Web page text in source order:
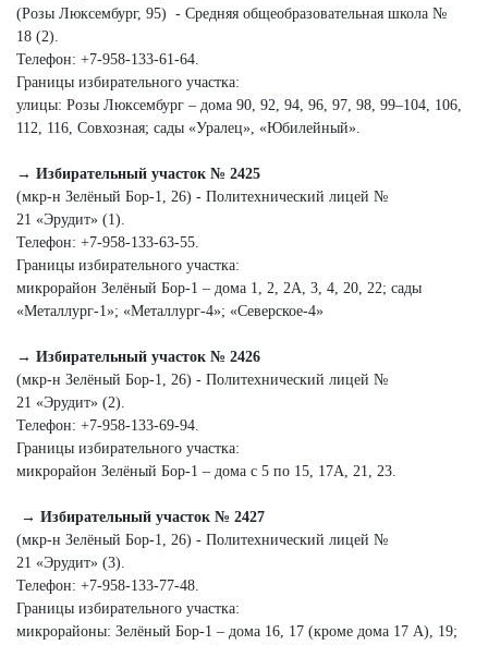
(Розы Люксембург, 95) - Средняя общеобразовательная школа №
18 (2).
Телефон: +7‑958‑133‑61‑64.
Границы избирательного участка:
улицы: Розы Люксембург – дома 90, 92, 94, 96, 97, 98, 99–104, 106,
112, 116, Совхозная; сады «Уралец», «Юбилейный».
→ Избирательный участок № 2425
(мкр-н Зелёный Бор‑1, 26) - Политехнический лицей №
21 «Эрудит» (1).
Телефон: +7‑958‑133‑63‑55.
Границы избирательного участка:
микрорайон Зелёный Бор‑1 – дома 1, 2, 2А, 3, 4, 20, 22; сады
«Металлург‑1»; «Металлург‑4»; «Северское‑4»
→ Избирательный участок № 2426
(мкр-н Зелёный Бор‑1, 26) - Политехнический лицей №
21 «Эрудит» (2).
Телефон: +7‑958‑133‑69‑94.
Границы избирательного участка:
микрорайон Зелёный Бор‑1 – дома с 5 по 15, 17А, 21, 23.
→ Избирательный участок № 2427
(мкр-н Зелёный Бор‑1, 26) - Политехнический лицей №
21 «Эрудит» (3).
Телефон: +7‑958‑133‑77‑48.
Границы избирательного участка:
микрорайоны: Зелёный Бор‑1 – дома 16, 17 (кроме дома 17 А), 19;